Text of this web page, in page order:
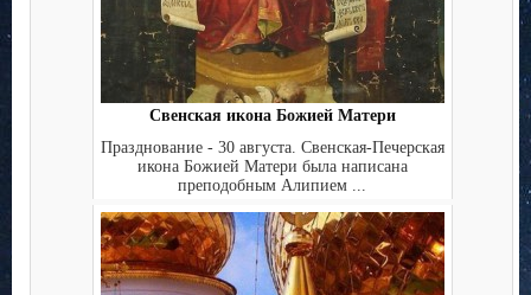
Свенская икона Божией Матери
Празднование - 30 августа. Свенская-Печерская
икона Божией Матери была написана
преподобным Алипием ...